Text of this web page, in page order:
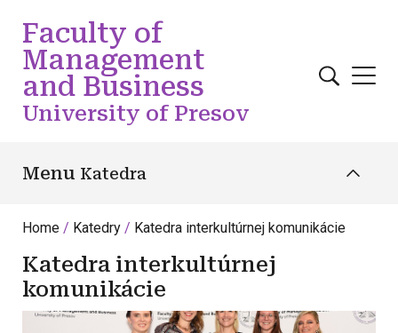
Faculty of
Management
and Business
University of Presov
Menu Katedra
Home Katedry Katedra interkultúrnej komunikácie
Katedra interkultúrnej
komunikácie